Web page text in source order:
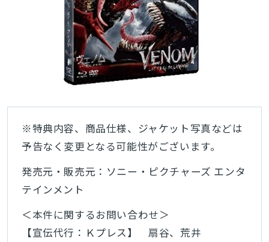
※特典内容、商品仕様、ジャケット写真などは
予告なく変更となる可能性がございます。
発売元・販売元：ソニー・ピクチャーズ エンタ
テインメント
＜本件に関するお問い合わせ＞
【宣伝代行：Ｋプレス】 扇谷、荒井